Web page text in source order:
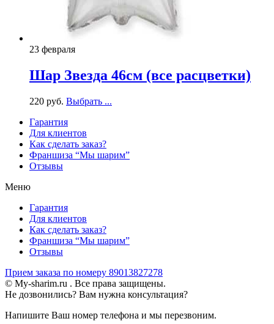
23 февраля
Шар Звезда 46см (все расцветки)
220 руб. Выбрать ...
Гарантия
Для клиентов
Как сделать заказ?
Франшиза “Мы шарим”
Отзывы
Меню
Гарантия
Для клиентов
Как сделать заказ?
Франшиза “Мы шарим”
Отзывы
Прием заказа по номеру 89013827278
© My-sharim.ru . Все права защищены.
Не дозвонились? Вам нужна консультация?
Напишите Ваш номер телефона и мы перезвоним.